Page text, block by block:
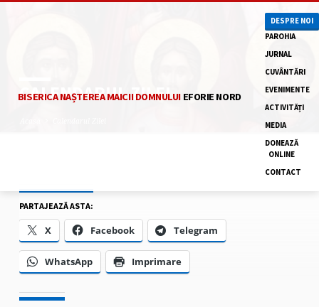
BISERICA NAȘTEREA MAICII DOMNULUI EFORIE NORD
DESPRE NOI
PAROHIA
JURNAL
CUVÂNTĂRI
EVENIMENTE
ACTIVITĂȚI
MEDIA
DONEAZĂ
ONLINE
CONTACT
CALENDARUL ZILEI
CALENDARUL
ZILEI
PARTAJEAZĂ ASTA:
X Facebook Telegram
WhatsApp Imprimare